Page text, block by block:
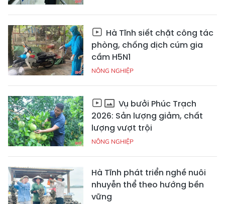
Hà Tĩnh siết chặt công tác
phòng, chống dịch cúm gia
cầm H5N1
NÔNG NGHIỆP
Vụ bưởi Phúc Trạch
2026: Sản lượng giảm, chất
lượng vượt trội
NÔNG NGHIỆP
Hà Tĩnh phát triển nghề nuôi
nhuyễn thể theo hướng bền
vững